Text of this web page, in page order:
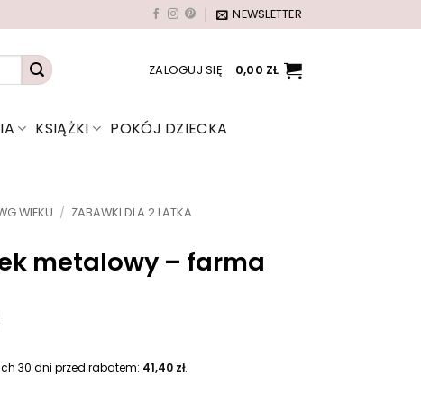
NEWSLETTER
ZALOGUJ SIĘ 0,00 ZŁ
KSIĄŻKI
POKÓJ DZIECKA
WIEKU / ZABAWKI DLA 2 LATKA
metalowy – farma
30 dni przed rabatem: 41,40 zł.